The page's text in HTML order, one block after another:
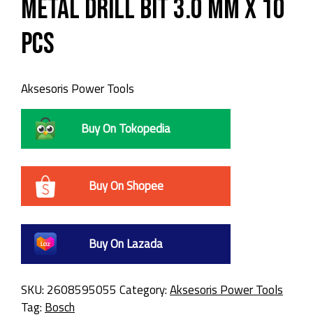
Metal Drill Bit 3.0 MM X 10
PCS
Aksesoris Power Tools
Buy On Tokopedia
Buy On Shopee
Buy On Lazada
SKU: 2608595055 Category:Aksesoris Power Tools
Tag: Bosch